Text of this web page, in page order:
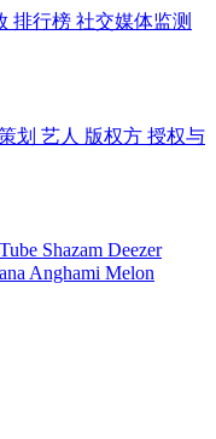
排行榜 社交媒体监测
划 艺人 版权方 授权与
Shazam Deezer
Anghami Melon